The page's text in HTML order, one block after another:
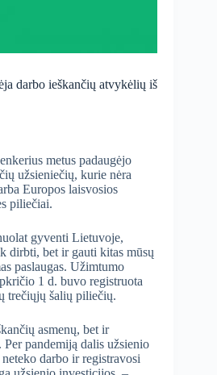
darbo ieškančių atvykėlių iš
metus padaugėjo
užsieniečių, kurie nėra
Europos laisvosios
piliečiai.
gyventi Lietuvoje,
dirbti, bet ir gauti kitas mūsų
paslaugas. Užimtumo
1 d. buvo registruota
trečiųjų šalių piliečių.
asmenų, bet ir
pandemiją dalis užsienio
darbo ir registravosi